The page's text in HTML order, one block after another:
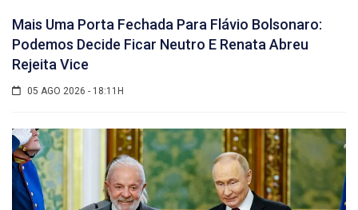
Mais Uma Porta Fechada Para Flávio Bolsonaro:
Podemos Decide Ficar Neutro E Renata Abreu
Rejeita Vice
05 AGO 2026 - 18:11H